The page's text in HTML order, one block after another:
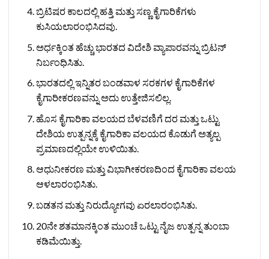
ಬ್ರಿಟಿಷರ ಕಾಲದಲ್ಲಿ ಹತ್ತಿ ಮತ್ತು ಸಣ್ಣ ಕೈಗಾರಿಕೆಗಳು
ಕುಸಿಯಲಾರಂಭಿಸಿದವು.
ಅರ್ಧಕ್ಕಿಂತ ಹೆಚ್ಚು ಭಾರತದ ವಿದೇಶಿ ವ್ಯಾಪಾರವನ್ನು ಬ್ರಿಟನ್
ನಿರ್ಬಂಧಿಸಿತು.
ಭಾರತದಲ್ಲಿ ಇನ್ನಿತರ ಬಂಡವಾಳ ಸರಕಗಳ ಕೈಗಾರಿಕೆಗಳ
ಕೈಗಾರೀಕರಣವನ್ನು ಅದು ಉತ್ತೇಜಿಸಲಿಲ್ಲ.
ಹೊಸ ಕೈಗಾರಿಕಾ ವಲಯದ ಬೆಳವಣಿಗೆ ದರ ಮತ್ತು ಒಟ್ಟು
ದೇಶಿಯ ಉತ್ಪನ್ನಕ್ಕೆ ಕೈಗಾರಿಕಾ ವಲಯದ ಕೊಡುಗೆ ಅತ್ಯಲ್ಪ
ಪ್ರಮಾಣದಲ್ಲಿಯೇ ಉಳಿಯಿತು.
ಆಧುನೀಕರಣ ಮತ್ತು ವಿಭಾಗೀಕರಣದಿಂದ ಕೈಗಾರಿಕಾ ವಲಯ
ಆಳಲಾರಂಭಿಸಿತು.
ಬಡತನ ಮತ್ತು ನಿರುದ್ಯೋಗವು ಏರಲಾರಂಭಿಸಿತು.
20ನೇ ಶತಮಾನಕ್ಕಿಂತ ಮುಂಚೆ ಒಟ್ಟು ನೈಜ ಉತ್ಪನ್ನ ತುಂಬಾ
ಕಡಿಮೆಯಿತ್ತು.